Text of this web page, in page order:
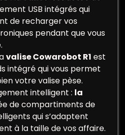
USB intégrés qui
de recharger vos
pendant que vous
valise Cowarobot R1 est
intégré qui vous permet
votre valise pèse.
intelligent : la
de compartiments de
qui s’adaptent
à la taille de vos affaire.